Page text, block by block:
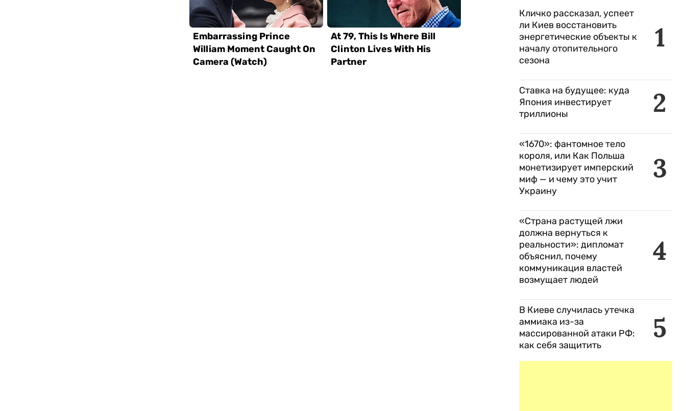
1
Кличко рассказал, успеет
ли Киев восстановить
энергетические объекты к
началу отопительного
сезона
2
Ставка на будущее: куда
Япония инвестирует
триллионы
3
«1670»: фантомное тело
короля, или Как Польша
монетизирует имперский
миф — и чему это учит
Украину
4
«Страна растущей лжи
должна вернуться к
реальности»: дипломат
объяснил, почему
коммуникация властей
возмущает людей
5
В Киеве случилась утечка
аммиака из-за
массированной атаки РФ:
как себя защитить